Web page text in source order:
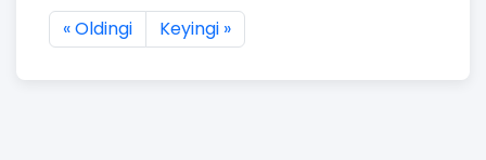
1933 natijaning :first dan :last gacha ko'rsatildi
« Oldingi Keyingi »